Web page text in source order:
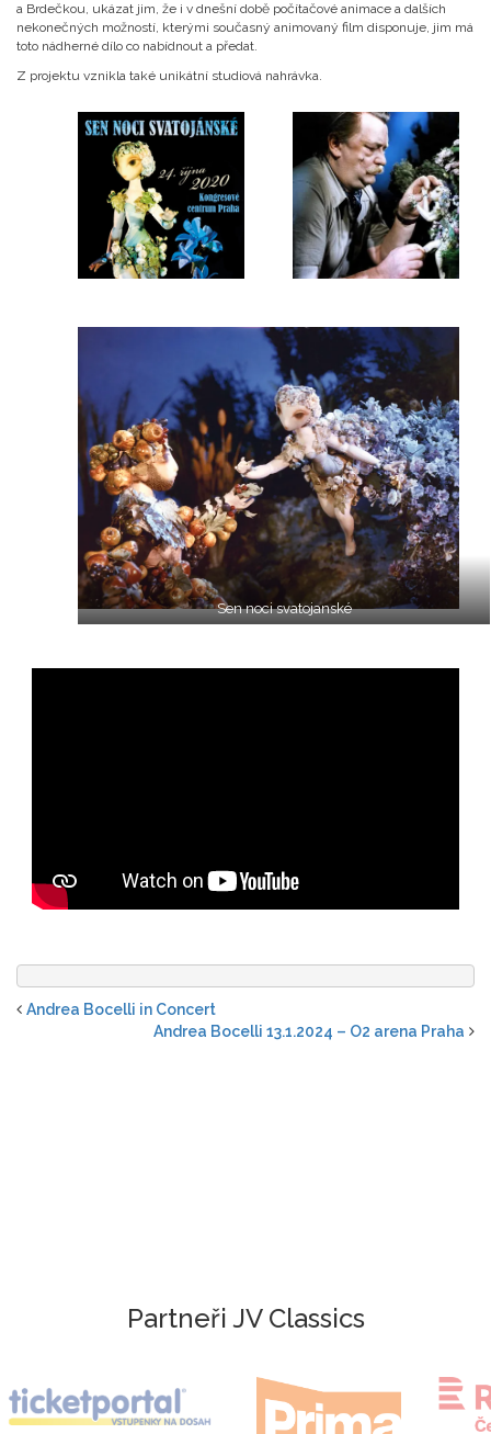
a Brdečkou, ukázat jim, že i v dnešní době počítačové animace a dalších
nekonečných možností, kterými současný animovaný film disponuje, jim má
toto nádherné dílo co nabídnout a předat.
Z projektu vznikla také unikátní studiová nahrávka.
Sen noci svatojanské
Andrea Bocelli in Concert
Andrea Bocelli 13.1.2024 – O2 arena Praha
Partneři JV Classics